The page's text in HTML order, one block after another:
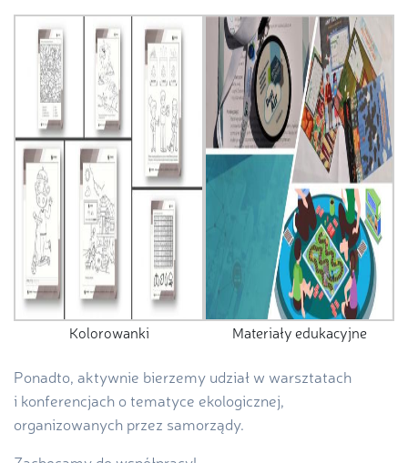
Kolorowanki Materiały edukacyjne
Ponadto, aktywnie bierzemy udział w warsztatach
i konferencjach o tematyce ekologicznej,
organizowanych przez samorządy.